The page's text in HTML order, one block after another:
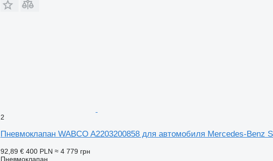
2
Пневмоклапан WABCO A2203200858 для автомобиля Mercedes-Benz
92,89 € 400 PLN ≈ 4 779 грн
Пневмоклапан